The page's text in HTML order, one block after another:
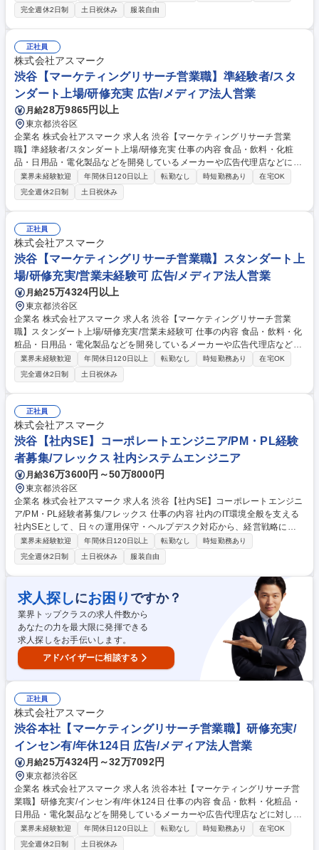
緒にクライアントの抱える課題をヒアリング。 □企画書作成:ヒアリングし
た内容をもとに、企画書を作成。実施するリサーチの設計を行います。リ
サーチの実行は実査(じっさ)スタッフが行います □データ分析、レポート
作成:収集したデータを基に分析を行い、レポートにまとめ、企業に提出し
ます。幅広い業界の案件に携わることができ、企画からレポート作成まで
一貫して担当するため、スキルアップできる環境です。 募集職種 【リサ
ーチコンサルタント】東証スタンダード上場/リピート90％以上/年休125
日
完全週休2日制
土日祝休み 服装自由
正社員
株式会社アスマーク
渋谷【マーケティングリサーチ営業職】準経験者/スタ
ンダート上場/研修充実 広告/メディア法人営業
月給28万9865円以上
東京都渋谷区
企業名 株式会社アスマーク 求人名 渋谷【マーケティングリサーチ営業
職】準経験者/スタンダート上場/研修充実 仕事の内容 食品・飲料・化粧
品・日用品・電化製品などを開発しているメーカーや広告代理店などに対
して、マーケティングリサーチの提案を行なっていただきます。 クライア
ントはメーカー各社のほか、調査会社の場合も。入社後は、1ヶ月間の研
修がありますので業界未経験の方も安心です。 【業務の流れ】■アポイン
ト獲得■打ち合わせ■提案■調査実施・フォロー ★提案した調査で集められ
た情報は、クライアントにとって有益な「消費者の意見」です。新商品開
発や、CM企画のアイデアに役立てられることも多く、やりがいの大きな
仕事です。 募集職種 渋谷【マーケティングリサーチ営業職】準経験者/ス
タンダート上場/研修充実
業界未経験歓迎 年間休日120日以上 転勤なし 時短勤務あり
在宅OK
完全週休2日制
土日祝休み
正社員
株式会社アスマーク
渋谷【マーケティングリサーチ営業職】スタンダート上
場/研修充実/営業未経験可 広告/メディア法人営業
月給25万4324円以上
東京都渋谷区
企業名 株式会社アスマーク 求人名 渋谷【マーケティングリサーチ営業
職】スタンダート上場/研修充実/営業未経験可 仕事の内容 食品・飲料・化
粧品・日用品・電化製品などを開発しているメーカーや広告代理店などに
対して、マーケティングリサーチの提案を行なっていただきます。 クライ
アントはメーカー各社のほか、調査会社の場合も。入社後は、1ヶ月間の
研修がありますので業界未経験の方も安心です。 【業務の流れ】■アポイ
ント獲得■打ち合わせ■提案■調査実施・フォロー ★提案した調査で集めら
れた情報は、クライアントにとって有益な「消費者の意見」です。新商品
開発や、CM企画のアイデアに役立てられることも多く、やりがいの大き
な仕事です。 募集職種 渋谷【マーケティングリサーチ営業職】スタンダ
ート上場/研修充実/営業未経験可
業界未経験歓迎 年間休日120日以上 転勤なし 時短勤務あり
在宅OK
完全週休2日制
土日祝休み
正社員
株式会社アスマーク
渋谷【社内SE】コーポレートエンジニア/PM・PL経験
者募集/フレックス 社内システムエンジニア
月給36万3600円～50万8000円
東京都渋谷区
企業名 株式会社アスマーク 求人名 渋谷【社内SE】コーポレートエンジニ
ア/PM・PL経験者募集/フレックス 仕事の内容 社内のIT環境全般を支える
社内SEとして、日々の運用保守・ヘルプデスク対応から、経営戦略に直
結する以下のプロジェクトの要件定義・社内調整・プロジェクト管理をお
任せします。 【具体的な役割】■営業や管理部門の要望を噛み砕き、エン
ジニアが開発しやすい仕様や要件へ落とし込み ■内製開発のスケジュール
管理、スコープ調整、品質管理【運用保守・ヘルプデスク業務】上記プロ
ジェクトを進めながら、メンバーと分担して以下の業務も遂行 ■既存シス
テム・ネットワークの維持管理、トラブルシューティング ■ITに関する問
い合わせ対応(ヘルプデスク、アカウント管理、PCキッティングなど) 募
集職種 渋谷【社内SE】コーポレートエンジニア/PM・PL経験者募集/フレ
ックス
業界未経験歓迎 年間休日120日以上 転勤なし
時短勤務あり
完全週休2日制
土日祝休み 服装自由
求人探しにお困り ですか？
業界トップクラスの求人件数から
あなたの力を最大限に発揮できる
求人探しをお手伝いします。
アドバイザーに相談する
正社員
株式会社アスマーク
渋谷本社【マーケティングリサーチ営業職】研修充実/
インセン有/年休124日 広告/メディア法人営業
月給25万4324円～32万7092円
東京都渋谷区
企業名 株式会社アスマーク 求人名 渋谷本社【マーケティングリサーチ営
業職】研修充実/インセン有/年休124日 仕事の内容 食品・飲料・化粧品・
日用品・電化製品などを開発しているメーカーや広告代理店などに対し
て、マーケティングリサーチの提案を行なっていただきます。 クライアン
トはメーカー各社のほか、調査会社の場合も。入社後は、1ヶ月間の研修
業界未経験歓迎 年間休日120日以上 転勤なし 時短勤務あり
在宅OK
完全週休2日制
土日祝休み